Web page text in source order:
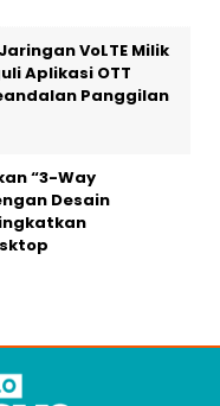
VoLTE Milik
Aplikasi OTT
Panggilan
“3-Way
Desain